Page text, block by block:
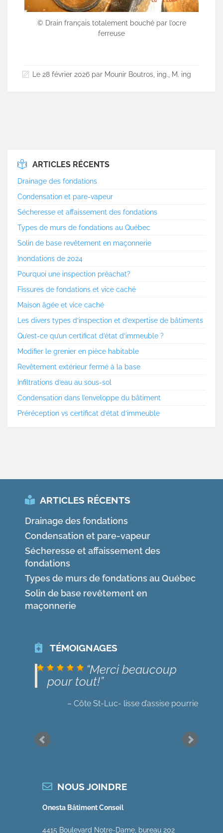
© Drain français totalement bouché par l’ocre
ferreuse
Le 28 février 2026 par Mounir Boutros, ing., M. ing
ARTICLES RÉCENTS
Drainage des fondations
Condensation et pare-vapeur
Sécheresse et affaissement des fondations
Types de murs de fondations au Québec
Solin de base revêtement en maçonnerie
Inondations de 2024
Pourquoi une inspection préachat?
Fissures de fondations et vice caché
Maison âgée et vice caché
Les divers types d’inspection et d’expertise de bâtiments
Qu’est-ce qu’un certificat d’état d’immeuble ?
Modifier le grenier en pièce habitable
Revêtement extérieur fermé à la base
Infiltrations d’eau au sous-sol
Condensation dans l’enveloppe du bâtiment
Préréception vs certificat d’état d’immeuble
ARTICLES RÉCENTS
Drainage des fondations
Condensation et pare-vapeur
Sécheresse et affaissement des
fondations
Types de murs de fondations au Québec
Solin de base revêtement en
maçonnerie
TÉMOIGNAGES
Je suis très
satisfaite de ma rencontre
Merci beaucoup
pour tout!
Côte St-Luc- lisse d’assise pourrie
et l’efficacité.
Très professionnel !
(Mercier/Hochelaga-Maisonneuve)-
J’ai aimé l’expertise
NOUS JOINDRE
Onesta Bâtiment Conseil
4415 Boulevard Notre-Dame, bureau 202